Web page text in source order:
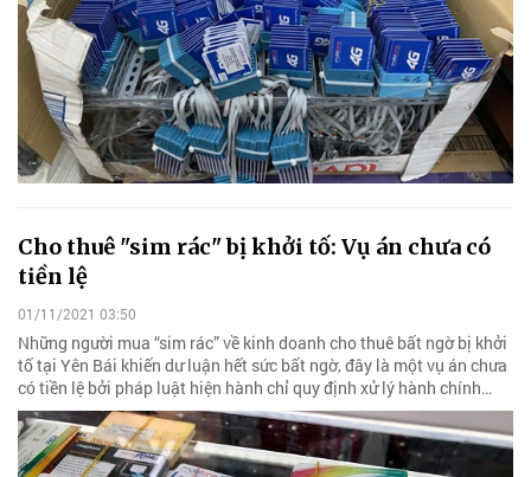
Cho thuê "sim rác" bị khởi tố: Vụ án chưa có
tiền lệ
01/11/2021 03:50
Những người mua “sim rác” về kinh doanh cho thuê bất ngờ bị khởi
tố tại Yên Bái khiến dư luận hết sức bất ngờ, đây là một vụ án chưa
có tiền lệ bởi pháp luật hiện hành chỉ quy định xử lý hành chính…